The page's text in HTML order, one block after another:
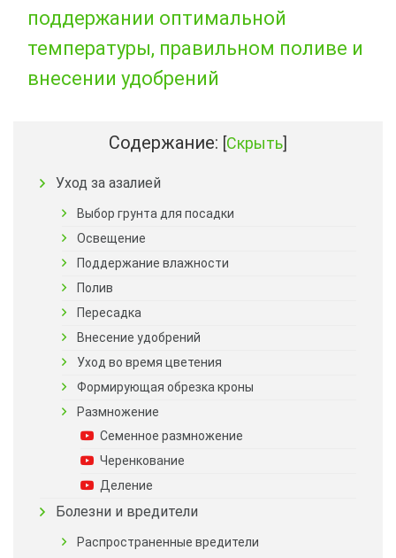
поддержании оптимальной
температуры, правильном поливе и
внесении удобрений
Содержание: [Скрыть]
Уход за азалией
Выбор грунта для посадки
Освещение
Поддержание влажности
Полив
Пересадка
Внесение удобрений
Уход во время цветения
Формирующая обрезка кроны
Размножение
Семенное размножение
Черенкование
Деление
Болезни и вредители
Распространенные вредители